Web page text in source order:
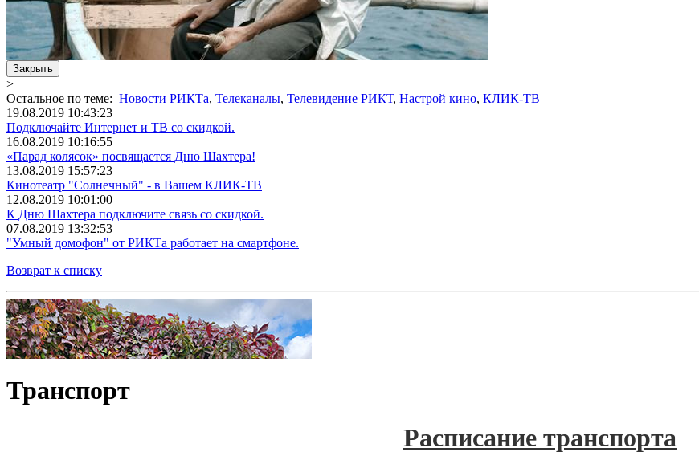
Закрыть
>
Остальное по теме: Новости РИКТа, Телеканалы, Телевидение РИКТ, Настрой кино, КЛИК-ТВ
19.08.2019 10:43:23
Подключайте Интернет и ТВ со скидкой.
16.08.2019 10:16:55
«Парад колясок» посвящается Дню Шахтера!
13.08.2019 15:57:23
Кинотеатр "Солнечный" - в Вашем КЛИК-ТВ
12.08.2019 10:01:00
К Дню Шахтера подключите связь со скидкой.
07.08.2019 13:32:53
"Умный домофон" от РИКТа работает на смартфоне.
Возврат к списку
Транспорт
Расписание транспорта